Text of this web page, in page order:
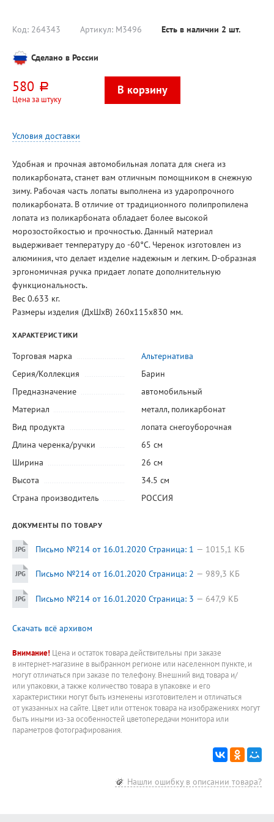
20см,
еврорезьба
Код: 264343 Артикул: М3496 Есть в наличии 2 шт.
Сделано в России
580 руб.
Цена за штуку
Условия доставки
Удобная и прочная автомобильная лопата для снега из
поликарбоната, станет вам отличным помощником в снежную
зиму. Рабочая часть лопаты выполнена из ударопрочного
поликарбоната. В отличие от традиционного полипропилена
лопата из поликарбоната обладает более высокой
морозостойкостью и прочностью. Данный материал
выдерживает температуру до -60°С. Черенок изготовлен из
алюминия, что делает изделие надежным и легким. D-образная
эргономичная ручка придает лопате дополнительную
функциональность.
Вес 0.633 кг.
Размеры изделия (ДхШхВ) 260х115х830 мм.
ХАРАКТЕРИСТИКИ
Торговая марка
Альтернатива
Серия/Коллекция
Барин
Предназначение
автомобильный
Материал
металл, поликарбонат
Вид продукта
лопата снегоуборочная
Длина черенка/ручки
65 см
Ширина
26 см
Высота
34.5 см
Страна производитель
РОССИЯ
ДОКУМЕНТЫ ПО ТОВАРУ
Письмо №214 от 16.01.2020 Страница: 1 1015,1 КБ
Письмо №214 от 16.01.2020 Страница: 2 989,3 КБ
Письмо №214 от 16.01.2020 Страница: 3 647,9 КБ
Скачать всё архивом
Внимание! Цена и остаток товара действительны при заказе
в интернет-магазине в выбранном регионе или населенном пункте, и
могут отличаться при заказе по телефону. Внешний вид товара и/
или упаковки, а также количество товара в упаковке и его
характеристики могут быть изменены изготовителем и отличаться
от указанных на сайте. Цвет или оттенок товара на изображениях могут
быть иными из-за особенностей цветопередачи монитора или
параметров фотографирования.
Нашли ошибку в описании товара?